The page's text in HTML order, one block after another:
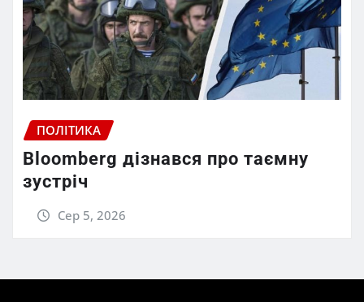
ПОЛІТИКА
Bloomberg дізнався про таємну
зустріч
Сер 5, 2026